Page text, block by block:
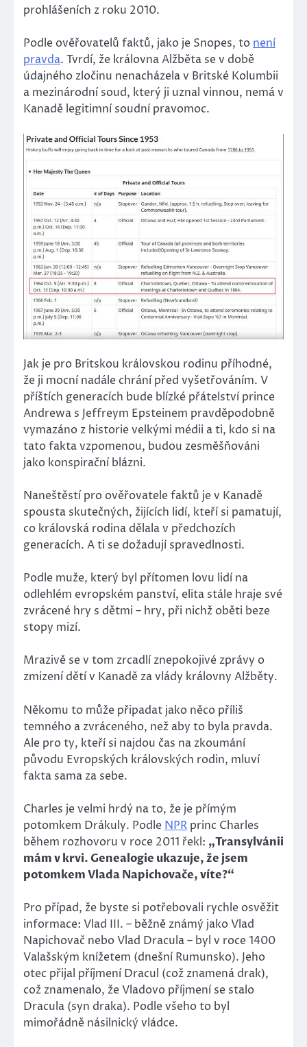
prohlášeních z roku 2010.
Podle ověřovatelů faktů, jako je Snopes, to není
pravda. Tvrdí, že královna Alžběta se v době
údajného zločinu nenacházela v Britské Kolumbii
a mezinárodní soud, který ji uznal vinnou, nemá v
Kanadě legitimní soudní pravomoc.
Jak je pro Britskou královskou rodinu příhodné,
že ji mocní nadále chrání před vyšetřováním. V
příštích generacích bude blízké přátelství prince
Andrewa s Jeffreym Epsteinem pravděpodobně
vymazáno z historie velkými médii a ti, kdo si na
tato fakta vzpomenou, budou zesměšňováni
jako konspirační blázni.
Naneštěstí pro ověřovatele faktů je v Kanadě
spousta skutečných, žijících lidí, kteří si pamatují,
co královská rodina dělala v předchozích
generacích. A ti se dožadují spravedlnosti.
Podle muže, který byl přítomen lovu lidí na
odlehlém evropském panství, elita stále hraje své
zvrácené hry s dětmi – hry, při nichž oběti beze
stopy mizí.
Mrazivě se v tom zrcadlí znepokojivé zprávy o
zmizení dětí v Kanadě za vlády královny Alžběty.
Někomu to může připadat jako něco příliš
temného a zvráceného, než aby to byla pravda.
Ale pro ty, kteří si najdou čas na zkoumání
původu Evropských královských rodin, mluví
fakta sama za sebe.
Charles je velmi hrdý na to, že je přímým
potomkem Drákuly. Podle NPR princ Charles
během rozhovoru v roce 2011 řekl: „Transylvánii
mám v krvi. Genealogie ukazuje, že jsem
potomkem Vlada Napichovače, víte?“
Pro případ, že byste si potřebovali rychle osvěžit
informace: Vlad III. – běžně známý jako Vlad
Napichovač nebo Vlad Dracula – byl v roce 1400
Valašským knížetem (dnešní Rumunsko). Jeho
otec přijal příjmení Dracul (což znamená drak),
což znamenalo, že Vladovo příjmení se stalo
Dracula (syn draka). Podle všeho to byl
mimořádně násilnický vládce.